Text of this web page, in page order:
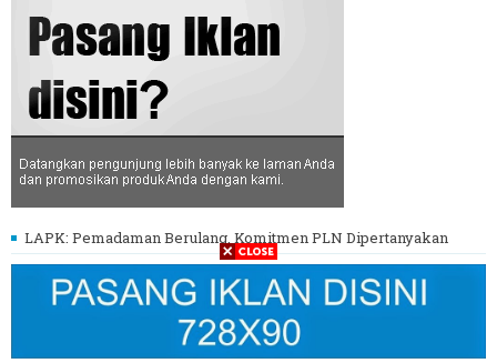
LAPK: Pemadaman Berulang, Komitmen PLN Dipertanyakan
Affandi Affan Ditetapkan Ketua IKA UMMAS, Alumni Siap Kawal
Kasus Pratu Farkhan
Sekretaris DPW PAN Sumut Minta Penanganan Banjir Fokus ke
Korban dan Hindari Provokasi Publik